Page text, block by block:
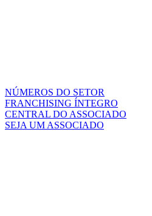
NÚMEROS DO SETOR
FRANCHISING ÍNTEGRO
CENTRAL DO ASSOCIADO
SEJA UM ASSOCIADO